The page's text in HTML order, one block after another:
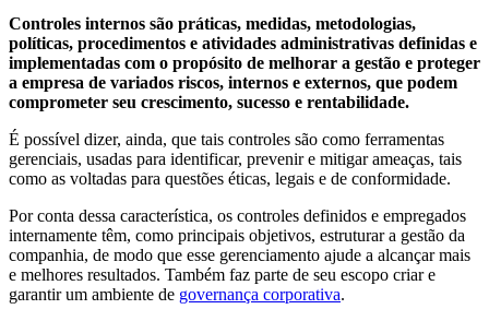
Controles internos são práticas, medidas, metodologias,
políticas, procedimentos e atividades administrativas definidas e
implementadas com o propósito de melhorar a gestão e proteger
a empresa de variados riscos, internos e externos, que podem
comprometer seu crescimento, sucesso e rentabilidade.
É possível dizer, ainda, que tais controles são como ferramentas
gerenciais, usadas para identificar, prevenir e mitigar ameaças, tais
como as voltadas para questões éticas, legais e de conformidade.
Por conta dessa característica, os controles definidos e empregados
internamente têm, como principais objetivos, estruturar a gestão da
companhia, de modo que esse gerenciamento ajude a alcançar mais
e melhores resultados. Também faz parte de seu escopo criar e
garantir um ambiente de governança corporativa.